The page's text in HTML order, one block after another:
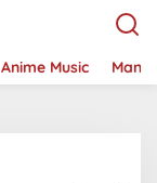
Anime Music